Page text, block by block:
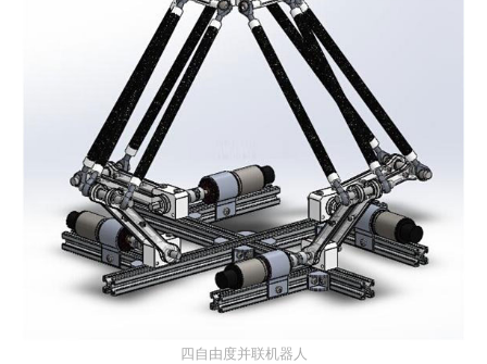
四自由度并联机器人